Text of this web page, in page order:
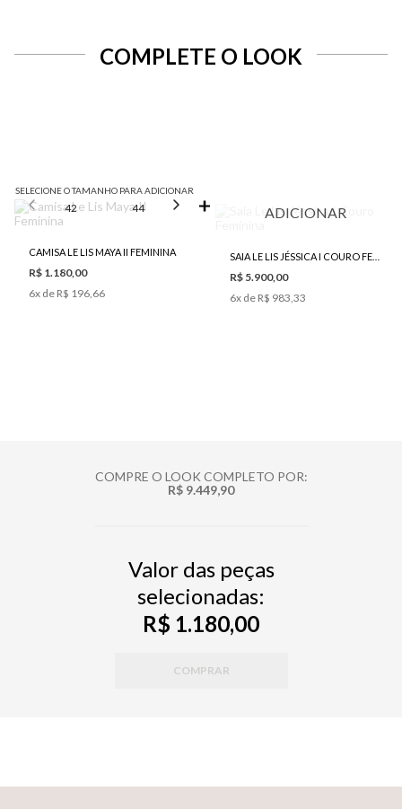
COMPLETE O LOOK
SELECIONE O TAMANHO PARA ADICIONAR
42 44 46
CAMISA LE LIS MAYA II FEMININA
R$ 1.180,00
6x de R$ 196,66
ADICIONAR
R$ 5.900,00
6x de R$ 983,33
COMPRE O LOOK COMPLETO POR:
R$ 9.449,90
Valor das peças
selecionadas:
R$ 1.180,00
COMPRAR